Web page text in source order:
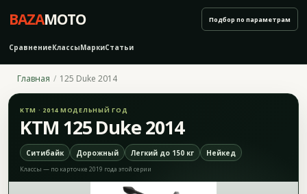
BAZAMOTO
СравнениеКлассыМаркиСтатьи
Подбор по параметрам
Главная 125 Duke 2014
KTM · 2014 МОДЕЛЬНЫЙ ГОД
KTM 125 Duke 2014
Ситибайк Дорожный Легкий до 150 кг Нейкед
Классы — по карточке 2019 года этой серии